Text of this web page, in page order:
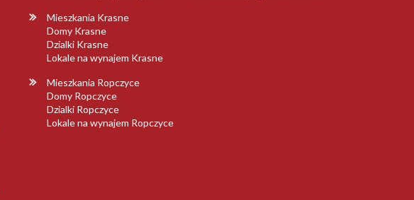
Mieszkania Krasne
Domy Krasne
Dzialki Krasne
Lokale na wynajem Krasne
Mieszkania Ropczyce
Domy Ropczyce
Dzialki Ropczyce
Lokale na wynajem Ropczyce